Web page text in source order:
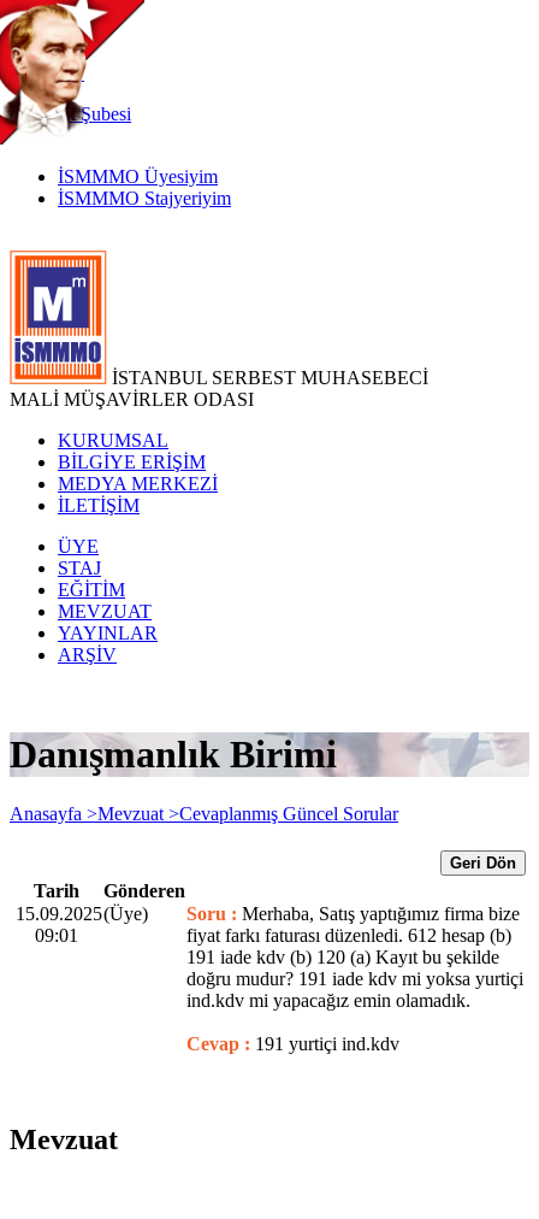
TR
|
EN
İnternetŞubesi
İSMMMO Üyesiyim
İSMMMO Stajyeriyim
İSTANBUL SERBEST MUHASEBECİ
MALİ MÜŞAVİRLER ODASI
KURUMSAL
BİLGİYE ERİŞİM
MEDYA MERKEZİ
İLETİŞİM
ÜYE
STAJ
EĞİTİM
MEVZUAT
YAYINLAR
ARŞİV
Danışmanlık Birimi
Anasayfa >Mevzuat >Cevaplanmış Güncel Sorular
Geri Dön
Tarih
Gönderen
15.09.2025
09:01
(Üye) Soru : Merhaba, Satış yaptığımız firma bize
fiyat farkı faturası düzenledi. 612 hesap (b)
191 iade kdv (b) 120 (a) Kayıt bu şekilde
doğru mudur? 191 iade kdv mi yoksa yurtiçi
ind.kdv mi yapacağız emin olamadık.
Cevap : 191 yurtiçi ind.kdv
Mevzuat